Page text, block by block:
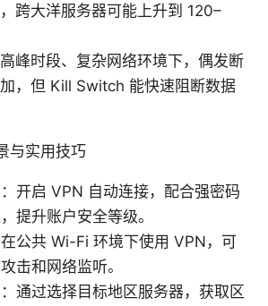
跨大洋服务器可能上升到 120–
峰时段、复杂网络环境下，偶发断
，但 Kill Switch 能快速阻断数据
与实用技巧
开启 VPN 自动连接，配合强密码
提升账户安全等级。
公共 Wi-Fi 环境下使用 VPN，可
击和网络监听。
通过选择目标地区服务器，获取区